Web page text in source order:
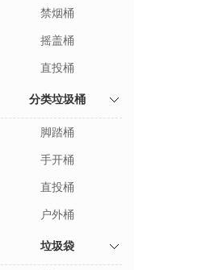
禁烟桶
摇盖桶
直投桶
分类垃圾桶
脚踏桶
手开桶
直投桶
户外桶
垃圾袋